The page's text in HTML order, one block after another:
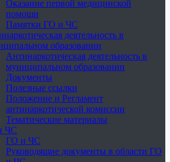
Оказание первой медицинской
помощи
Памятки ГО и ЧС
деятельность в
образовании
Антинаркотическая деятельность в
муниципальном образовании
Документы
Полезные ссылки
Положение и Регламент
антинаркотической комиссии
Тематические материалы
ЧС
ГО и ЧС
Руководящие документы в области ГО